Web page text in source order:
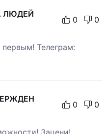
ЛЮДЕЙ
0 0
Телеграм:
0 0
Зацени!